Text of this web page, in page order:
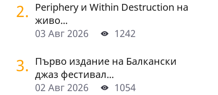
2. Periphery и Within Destruction на
живо...
03 Авг 2026
1242
3. Първо издание на Балкански
джаз фестивал...
02 Авг 2026
1054